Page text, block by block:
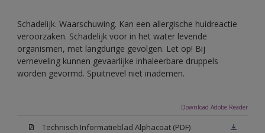
Schadelijk. Waarschuwing. Kan een allergische huidreactie
veroorzaken. Schadelijk voor in het water levende
organismen, met langdurige gevolgen. Let op! Bij
verneveling kunnen gevaarlijke inhaleerbare druppels
worden gevormd. Spuitnevel niet inademen.
Download Adobe Reader
Technisch Informatieblad Alphacoat (PDF)